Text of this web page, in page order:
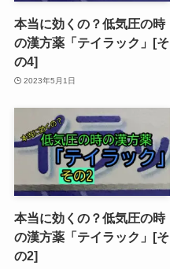
本当に効くの？低気圧の時
の漢方薬「テイラック」[そ
の4]
2023年5月1日
本当に効くの？低気圧の時
の漢方薬「テイラック」[そ
の2]